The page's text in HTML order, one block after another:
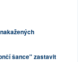
šance" zastavit